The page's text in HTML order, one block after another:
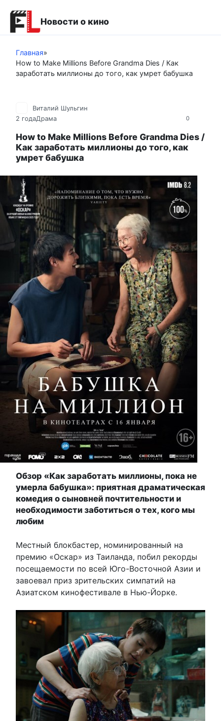
контенту
Новости о кино
Главная»
How to Make Millions Before Grandma Dies / Как
заработать миллионы до того, как умрет бабушка
0
Виталий Шульгин
2 годаДрама
How to Make Millions Before Grandma Dies /
Как заработать миллионы до того, как
умрет бабушка
Обзор «Как заработать миллионы, пока не
умерла бабушка»: приятная драматическая
комедия о сыновней почтительности и
необходимости заботиться о тех, кого мы
любим
Местный блокбастер, номинированный на
премию «Оскар» из Таиланда, побил рекорды
посещаемости по всей Юго-Восточной Азии и
завоевал приз зрительских симпатий на
Азиатском кинофестивале в Нью-Йорке.